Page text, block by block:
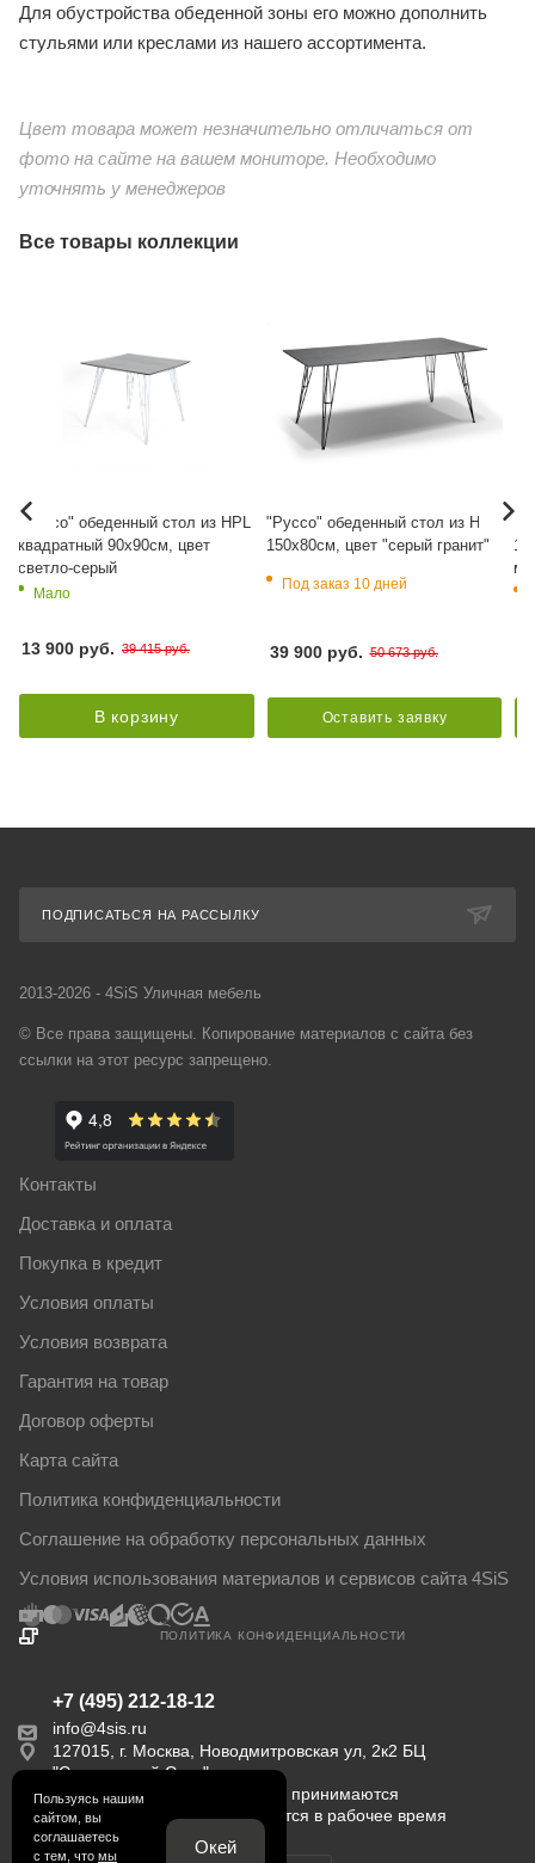
Для обустройства обеденной зоны его можно дополнить
стульями или креслами из нашего ассортимента.
Цвет товара может незначительно отличаться от
фото на сайте на вашем мониторе. Необходимо
уточнять у менеджеров
Все товары коллекции
"Руссо" обеденный стол из HPL
квадратный 90х90см, цвет
светло-серый
Мало
13 900 руб. 39 415 руб.
В корзину
"Руссо" обеденный стол из HPL
150х80см, цвет "серый гранит"
Под заказ 10 дней
39 900 руб. 50 673 руб.
Оставить заявку
ПОДПИСАТЬСЯ НА РАССЫЛКУ
2013-2026 - 4SiS Уличная мебель
© Все права защищены. Копирование материалов с сайта без
ссылки на этот ресурс запрещено.
Контакты
Доставка и оплата
Покупка в кредит
Условия оплаты
Условия возврата
Гарантия на товар
Договор оферты
Карта сайта
Политика конфиденциальности
Соглашение на обработку персональных данных
Условия использования материалов и сервисов сайта 4SiS
ПОЛИТИКА КОНФИДЕНЦИАЛЬНОСТИ
+7 (495) 212-18-12
info@4sis.ru
127015, г. Москва, Новодмитровская ул, 2к2 БЦ
"Савеловский Сити".
Пн-Пт с 9:00 до 18:00. Заказы принимаются
круглосуточно. Обрабатываются в рабочее время
Пользуясь нашим
сайтом, вы
соглашаетесь
с тем, что мы Окей